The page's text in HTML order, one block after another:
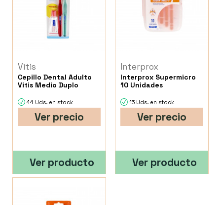
Vitis
Cepillo Dental Adulto
Vitis Medio Duplo
44 Uds. en stock
Ver precio
Ver producto
Interprox
Interprox Supermicro
10 Unidades
15 Uds. en stock
Ver precio
Ver producto